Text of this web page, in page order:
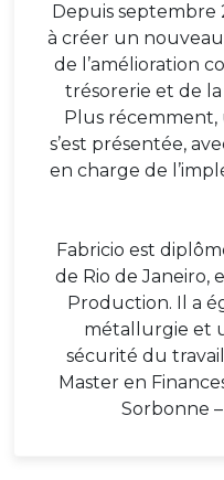
Depuis septembre
à créer un
de l’amélioration
trésorerie et de
Plus
s’est présentée,
en charge de
Fabricio est
de Rio de
Production. Il a
métallurgie et
sécurité du
Master en
Sorbonne –